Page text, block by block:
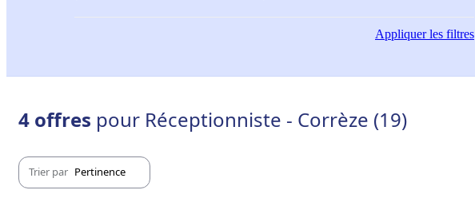
Appliquerles filtres
4 offres pour Réceptionniste - Corrèze (19)
Trier par Pertinence